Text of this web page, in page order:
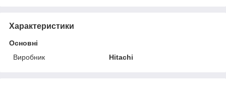
Характеристики
Основні
Виробник
Hitachi